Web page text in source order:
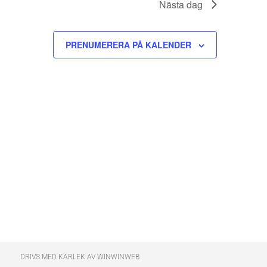
Nästa dag
PRENUMERERA PÅ KALENDER
DRIVS MED KÄRLEK AV WINWINWEB